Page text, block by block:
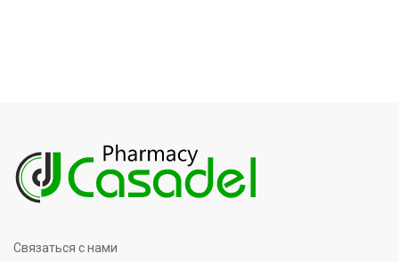
Связаться с нами